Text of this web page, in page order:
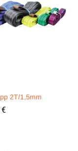
2T/1,5mm
€
€